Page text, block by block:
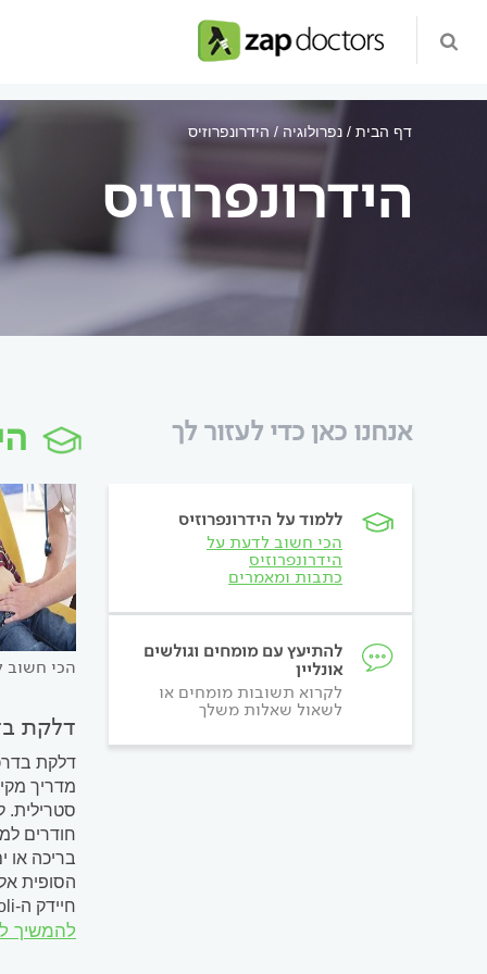
דף הבית נפרולוגיה הידרונפרוזיס
הידרונפרוזיס
אנחנו כאן כדי לעזור לך
ללמוד על הידרונפרוזיס
הכי חשוב לדעת על
הידרונפרוזיס
כתבות ומאמרים
להתיעץ עם מומחים וגולשים
אונליין
לקרוא תשובות מומחים או
לשאול שאלות משלך
הכי חשוב
דלקת
דלקת
מדריך
סטרילית.
חודרים
בריכה או
הסופית
חיידק ה-E.coli (אשריכיה קולי - Escherichia coli). ישנם חיידקי צואה נוספים, העלולים לגרום לדלקות בדרכי השתן, כגון:...
להמשיך